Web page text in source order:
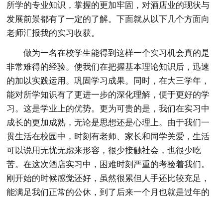
所学的专业知识，掌握的更加牢固，对酒店业的现状与
发展前景都有了一定的了解。下面就从以下几个方面向
老师汇报我的实习收获。
做为一名在校学生能得到这样一个实习机会真的是
非常难得的经验。使我们在把握基本理论知识后，迅速
的加以实践运用。巩固学习成果。同时，在大三学年，
能对所学知识有了更进一步的深化理解，便于更好的学
习。这是学业上的优势。更为可贵的是，我们在实习中
成长的更加成熟，无论是思想还是心理上。由于我们一
贯生活在校园中，时刻有老师、家长和同学关爱，生活
可以说用无忧无虑来形容，很少接触社会，也很少吃
苦。在这次酒店实习中，困难时刻严重的考验着我们。
刚开始的时候感觉还好，虽然很累但人手还比较充足，
能满足我们正常的公休，到了后来一个月也就是过年的